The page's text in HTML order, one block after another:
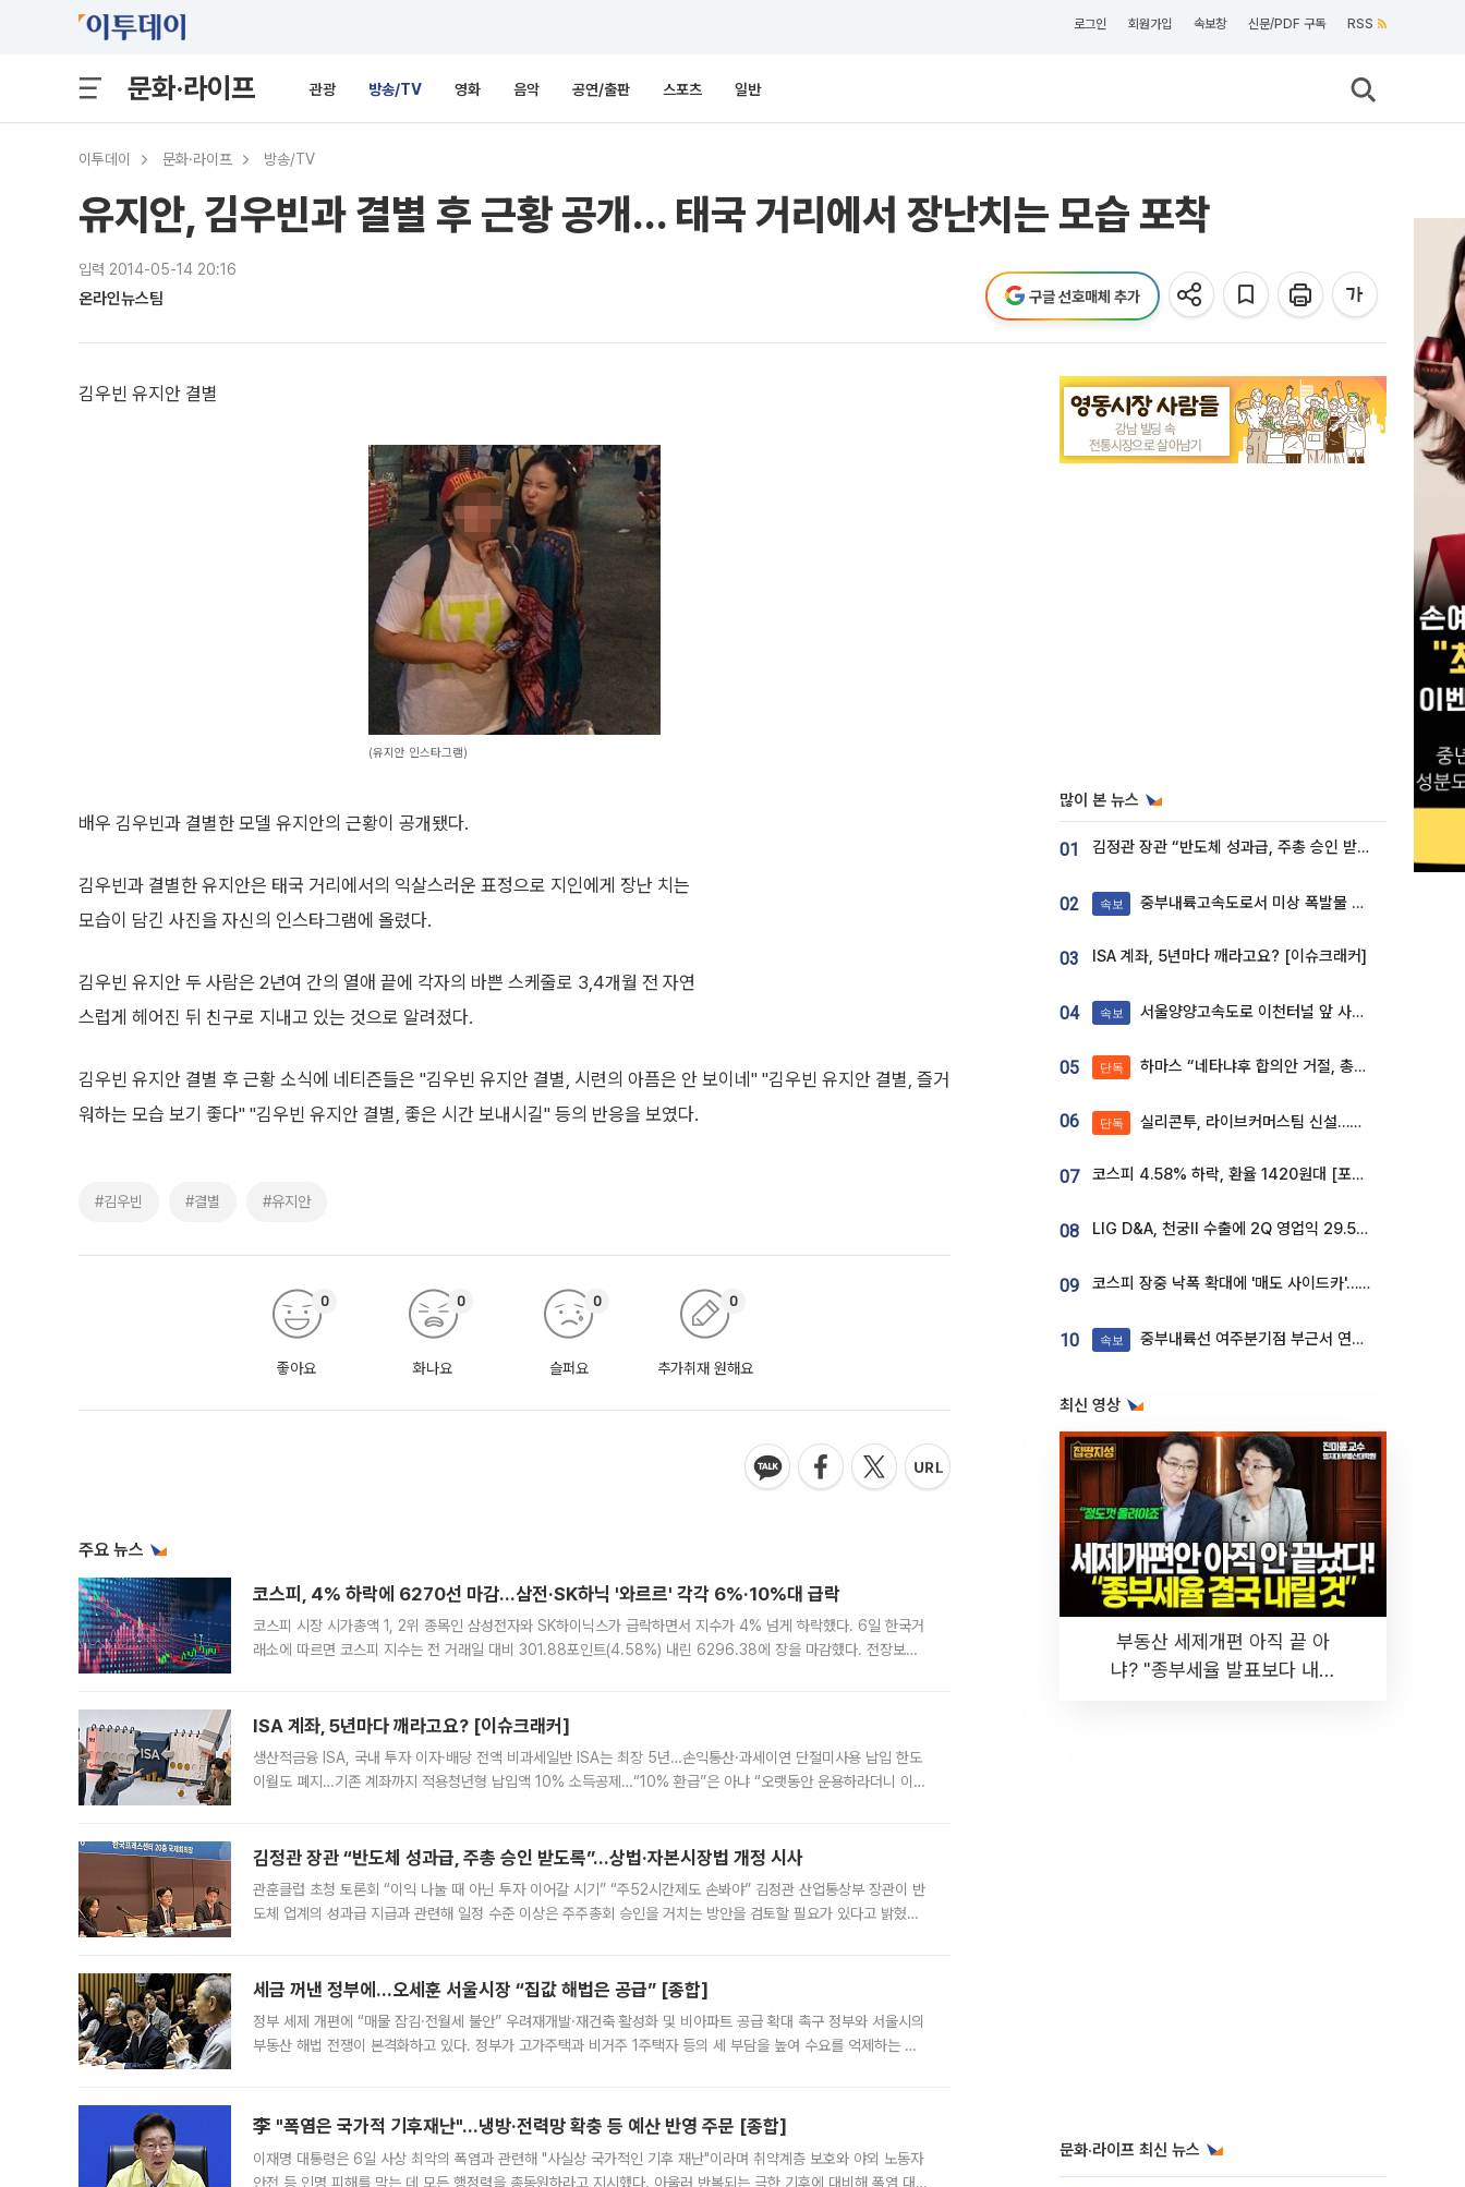
로그인 회원가입 속보창 신문/PDF 구독 RSS
문화·라이프 관광 방송/TV 영화 음악 공연/출판 스포츠 일반
이투데이 문화·라이프 방송/TV
유지안, 김우빈과 결별 후 근황 공개… 태국 거리에서 장난치는 모습 포착
입력 2014-05-14 20:16
온라인뉴스팀 구글 선호매체 추가
김우빈 유지안 결별
(유지안 인스타그램)
배우 김우빈과 결별한 모델 유지안의 근황이 공개됐다.
김우빈과 결별한 유지안은 태국 거리에서의 익살스러운 표정으로 지인에게 장난 치는
모습이 담긴 사진을 자신의 인스타그램에 올렸다.
김우빈 유지안 두 사람은 2년여 간의 열애 끝에 각자의 바쁜 스케줄로 3,4개월 전 자연
스럽게 헤어진 뒤 친구로 지내고 있는 것으로 알려졌다.
김우빈 유지안 결별 후 근황 소식에 네티즌들은 "김우빈 유지안 결별, 시련의 아픔은 안 보이네" "김우빈 유지안 결별, 즐거
워하는 모습 보기 좋다" "김우빈 유지안 결별, 좋은 시간 보내시길" 등의 반응을 보였다.
#김우빈 #결별 #유지안
좋아요
0
화나요
0
슬퍼요
0
추가취재 원해요
0
주요 뉴스
코스피, 4% 하락에 6270선 마감…삼전·SK하닉 '와르르' 각각 6%·10%대 급락
코스피 시장 시가총액 1, 2위 종목인 삼성전자와 SK하이닉스가 급락하면서 지수가 4% 넘게 하락했다. 6일 한국거
래소에 따르면 코스피 지수는 전 거래일 대비 301.88포인트(4.58%) 내린 6296.38에 장을 마감했다. 전장보다
ISA 계좌, 5년마다 깨라고요? [이슈크래커]
생산적금융 ISA, 국내 투자 이자·배당 전액 비과세일반 ISA는 최장 5년…손익통산·과세이연 단절미사용 납입 한도
이월도 폐지…기존 계좌까지 적용청년형 납입액 10% 소득공제…“10% 환급”은 아냐 “오랫동안 운용하라더니 이제
김정관 장관 “반도체 성과급, 주총 승인 받도록”…상법·자본시장법 개정 시사
관훈클럽 초청 토론회 “이익 나눌 때 아닌 투자 이어갈 시기” “주52시간제도 손봐야” 김정관 산업통상부 장관이 반
도체 업계의 성과급 지급과 관련해 일정 수준 이상은 주주총회 승인을 거치는 방안을 검토할 필요가 있다고 밝혔다.
세금 꺼낸 정부에…오세훈 서울시장 “집값 해법은 공급” [종합]
정부 세제 개편에 “매물 잠김·전월세 불안” 우려재개발·재건축 활성화 및 비아파트 공급 확대 촉구 정부와 서울시의
부동산 해법 전쟁이 본격화하고 있다. 정부가 고가주택과 비거주 1주택자 등의 세 부담을 높여 수요를 억제하는 카
李 "폭염은 국가적 기후재난"…냉방·전력망 확충 등 예산 반영 주문 [종합]
이재명 대통령은 6일 사상 최악의 폭염과 관련해 "사실상 국가적인 기후 재난"이라며 취약계층 보호와 야외 노동자
안전 등 인명 피해를 막는 데 모든 행정력을 총동원하라고 지시했다. 아울러 반복되는 극한 기후에 대비해 폭염 대응
많이 본 뉴스
01 김정관 장관 “반도체 성과급, 주총 승인 받도록”…상법·자본시장법 개정 시사
02 속보 중부내륙고속도로서 미상 폭발물 발견
03 ISA 계좌, 5년마다 깨라고요? [이슈크래커]
04 속보 서울양양고속도로 이천터널 앞 사고 발생
05 단독 하마스 “네타냐후 합의안 거절, 총선 앞두고 시간 끌기”
06 단독 실리콘투, 라이브커머스팀 신설…K뷰티 ‘글로벌 판매망’ 확대[K뷰티 라방戰]
07 코스피 4.58% 하락, 환율 1420원대 [포토]
08 LIG D&A, 천궁Ⅱ 수출에 2Q 영업익 29.5%↑…수주잔고 24.6조 [종합]
09 코스피 장중 낙폭 확대에 '매도 사이드카'…외인 2.8조'팔자'· 개인 3.1조 '사자'
10 속보 중부내륙선 여주분기점 부근서 연이은 추돌사고 발생
최신 영상
부동산 세제개편 아직 끝 아
냐? "종부세율 발표보다 내릴
문화·라이프 최신 뉴스